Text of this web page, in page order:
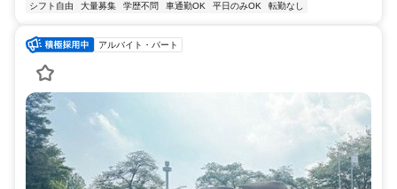
シフト自由
大量募集 学歴不問 車通勤OK 平日のみOK 転勤なし
アルバイト・パート